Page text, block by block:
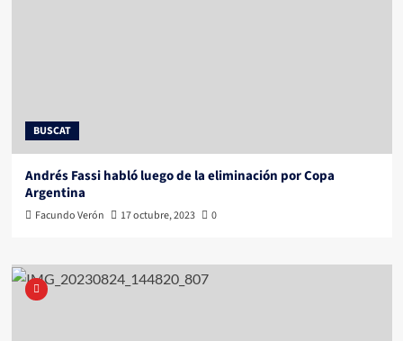
BUSCAT
Andrés Fassi habló luego de la eliminación por Copa
Argentina
Facundo Verón 17 octubre, 2023 0